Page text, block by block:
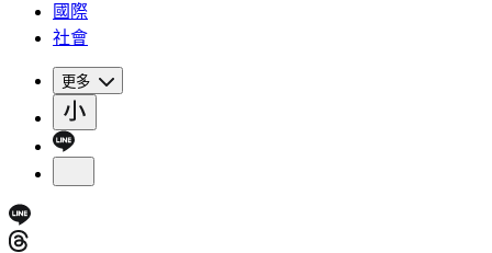
國際
社會
更多